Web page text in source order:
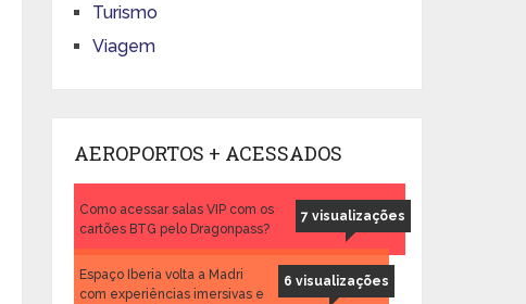
Turismo
Viagem
AEROPORTOS + ACESSADOS
7 visualizações
Como acessar salas VIP com os
cartões BTG pelo Dragonpass?
6 visualizações
Espaço Iberia volta a Madri
com experiências imersivas e